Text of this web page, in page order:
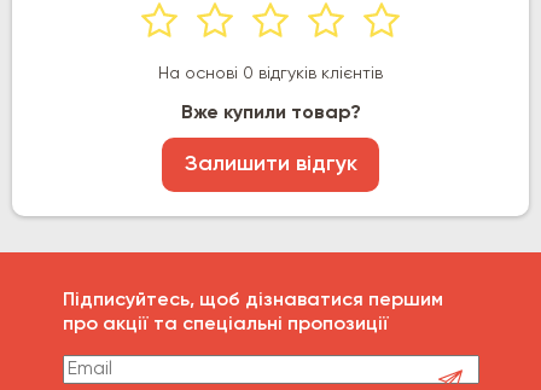
На основі 0 відгуків клієнтів
Вже купили товар?
Залишити відгук
Підписуйтесь, щоб дізнаватися першим
про акції та спеціальні пропозиції